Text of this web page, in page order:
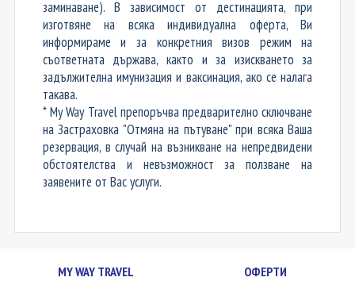
заминаване). В зависимост от дестинацията, при
изготвяне на всяка индивидуална оферта, Ви
информираме и за конкретния визов режим на
съответната държава, както и за изискването за
задължителна имунизация и ваксинация, ако се налага
такава.
* My Way Travel препоръчва предварително сключване
на Застраховка "Отмяна на пътуване" при всяка Ваша
резервация, в случай на възникване на непредвидени
обстоятелства и невъзможност за ползване на
заявените от Вас услуги.
MY WAY TRAVEL ОФЕРТИ